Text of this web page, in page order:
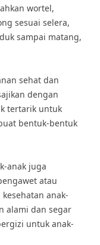
wortel,
sesuai selera,
sampai matang,
sehat dan
dengan
tertarik untuk
bentuk-bentuk
anak juga
atau
anak-
alami dan segar
untuk anak-